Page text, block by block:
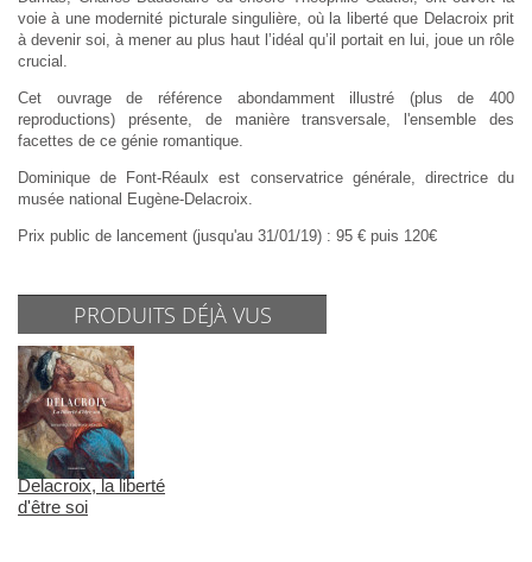
voie à une modernité picturale singulière, où la liberté que Delacroix prit
à devenir soi, à mener au plus haut l’idéal qu’il portait en lui, joue un rôle
crucial.
Cet ouvrage de référence abondamment illustré (plus de 400
reproductions) présente, de manière transversale, l'ensemble des
facettes de ce génie romantique.
Dominique de Font-Réaulx est conservatrice générale, directrice du
musée national Eugène-Delacroix.
Prix public de lancement (jusqu'au 31/01/19) : 95 € puis 120€
PRODUITS DÉJÀ VUS
Delacroix, la liberté
d'être soi